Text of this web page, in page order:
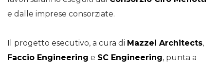
e dalle imprese consorziate.
Il progetto esecutivo, a cura di Mazzei Architects,
Faccio Engineering e SC Engineering, punta a